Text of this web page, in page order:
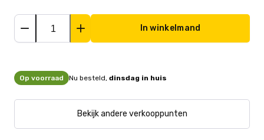
In winkelmand
Op voorraad Nu besteld, dinsdag in huis
Bekijk andere verkooppunten